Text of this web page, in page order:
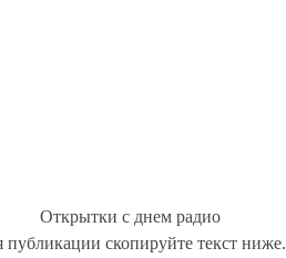
Открытки с днем радио
публикации скопируйте текст ниже.